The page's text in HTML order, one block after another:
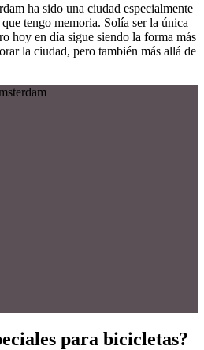
ha sido una ciudad especialmente
tengo memoria. Solía ser la única
hoy en día sigue siendo la forma más
la ciudad, pero también más allá de
para bicicletas?